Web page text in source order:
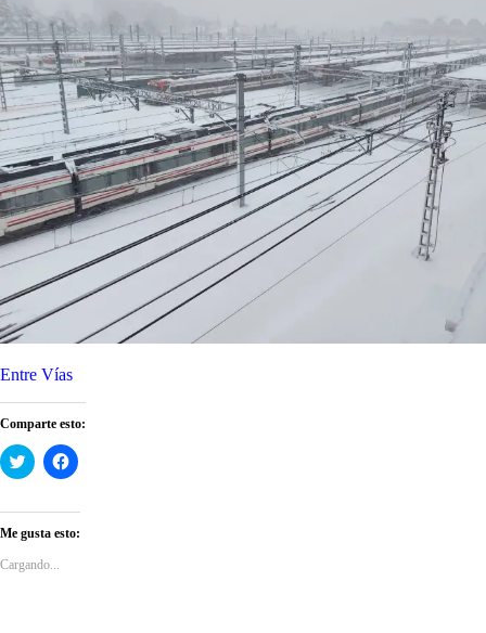
Entre Vías
Comparte esto:
Haz
clic
en
Twitter
(Se
abre
en
Haz
clic
en
Facebook
(Se
Me gusta esto:
Cargando...